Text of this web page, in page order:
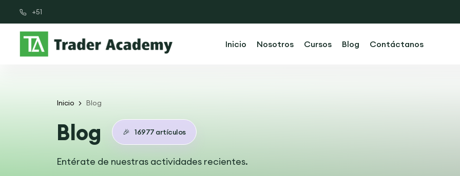
+51
Inicio Nosotros Cursos Blog Contáctanos
Inicio Blog
Blog 🎉 16977 artículos
Entérate de nuestras actividades recientes.